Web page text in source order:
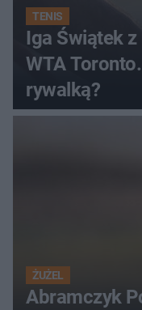
TENIS
Iga Świątek
WTA
rywalką?
ŻUŻEL
Abramczyk